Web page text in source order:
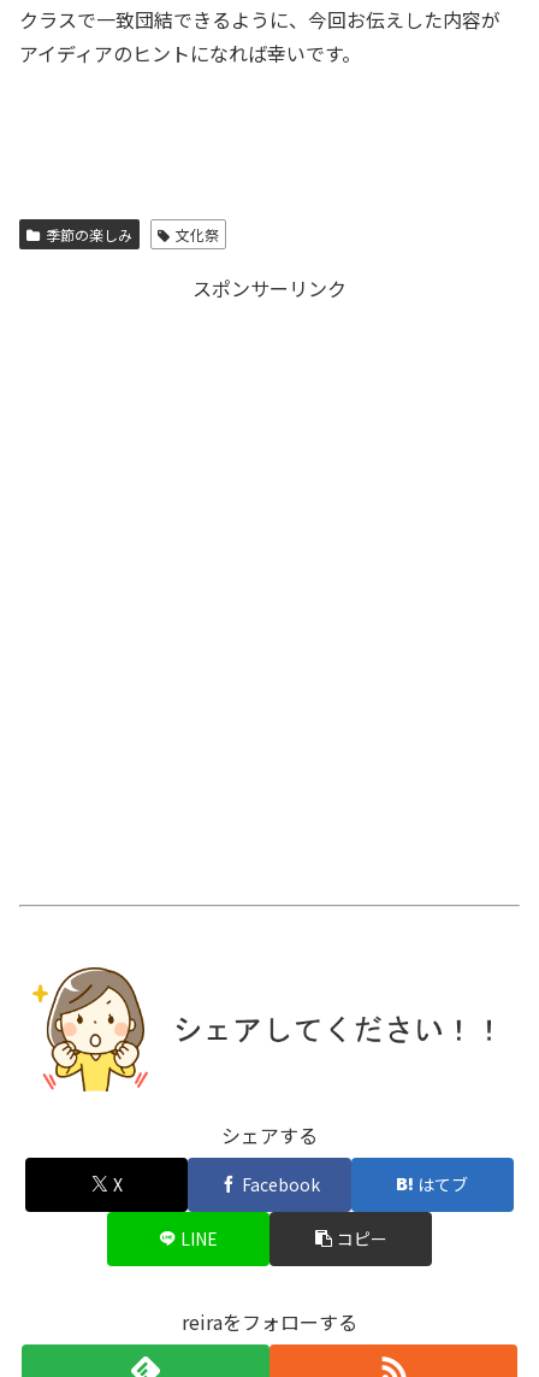
クラスで一致団結できるように、今回お伝えした内容が
アイディアのヒントになれば幸いです。
季節の楽しみ 文化祭
スポンサーリンク
シェアする
X Facebook はてブ
LINE コピー
reiraをフォローする